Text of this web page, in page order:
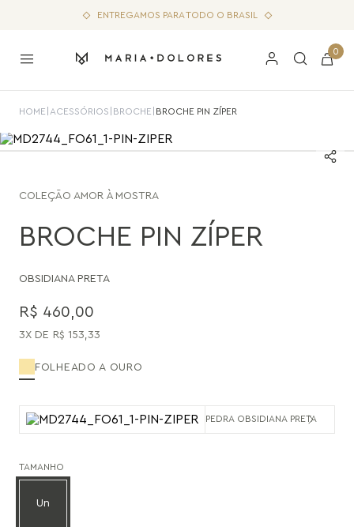
ENTREGAMOS PARA TODO O BRASIL
0
HOME ACESSÓRIOS BROCHE BROCHE PIN ZÍPER
COLEÇÃO AMOR À MOSTRA
BROCHE PIN ZÍPER
OBSIDIANA PRETA
R$ 460 00
3 R$ 153 33
FOLHEADO A OURO
PEDRA OBSIDIANA PRETA
TAMANHO
Un